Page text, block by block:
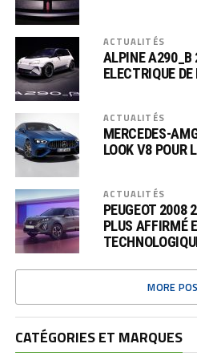
ACTUALITÉS
ALPINE A290_B
ELECTRIQUE
ACTUALITÉS
MERCEDES-
LOOK V8 POUR
ACTUALITÉS
PEUGEOT 2008
PLUS AFFIRMÉ
MORE
CATÉGORIES ET MARQUES